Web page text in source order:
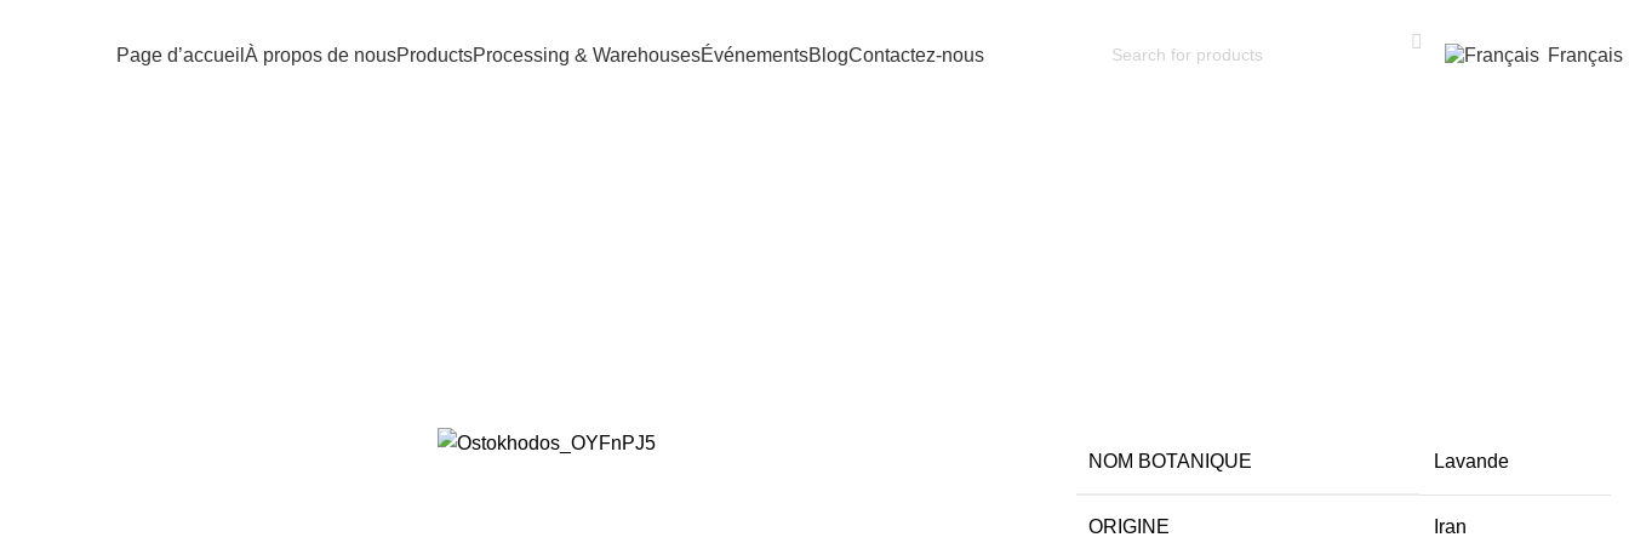
Page d’accueil À propos de nousProductsProcessing & WarehousesÉvénementsBlogContactez-nous Français
NOM BOTANIQUE Lavande
ORIGINE Iran